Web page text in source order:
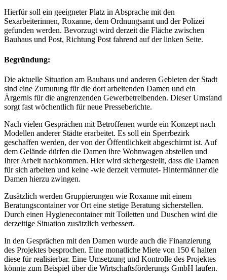
Hierfür soll ein geeigneter Platz in Absprache mit den
Sexarbeiterinnen, Roxanne, dem Ordnungsamt und der Polizei
gefunden werden. Bevorzugt wird derzeit die Fläche zwischen
Bauhaus und Post, Richtung Post fahrend auf der linken Seite.
Begründung:
Die aktuelle Situation am Bauhaus und anderen Gebieten der Stadt
sind eine Zumutung für die dort arbeitenden Damen und ein
Ärgernis für die angrenzenden Gewerbetreibenden. Dieser Umstand
sorgt fast wöchentlich für neue Presseberichte.
Nach vielen Gesprächen mit Betroffenen wurde ein Konzept nach
Modellen anderer Städte erarbeitet. Es soll ein Sperrbezirk
geschaffen werden, der von der Öffentlichkeit abgeschirmt ist. Auf
dem Gelände dürfen die Damen ihre Wohnwagen abstellen und
Ihrer Arbeit nachkommen. Hier wird sichergestellt, dass die Damen
für sich arbeiten und keine -wie derzeit vermutet- Hintermänner die
Damen hierzu zwingen.
Zusätzlich werden Gruppierungen wie Roxanne mit einem
Beratungscontainer vor Ort eine stetige Beratung sicherstellen.
Durch einen Hygienecontainer mit Toiletten und Duschen wird die
derzeitige Situation zusätzlich verbessert.
In den Gesprächen mit den Damen wurde auch die Finanzierung
des Projektes besprochen. Eine monatliche Miete von 150 € halten
diese für realisierbar. Eine Umsetzung und Kontrolle des Projektes
könnte zum Beispiel über die Wirtschaftsförderungs GmbH laufen.